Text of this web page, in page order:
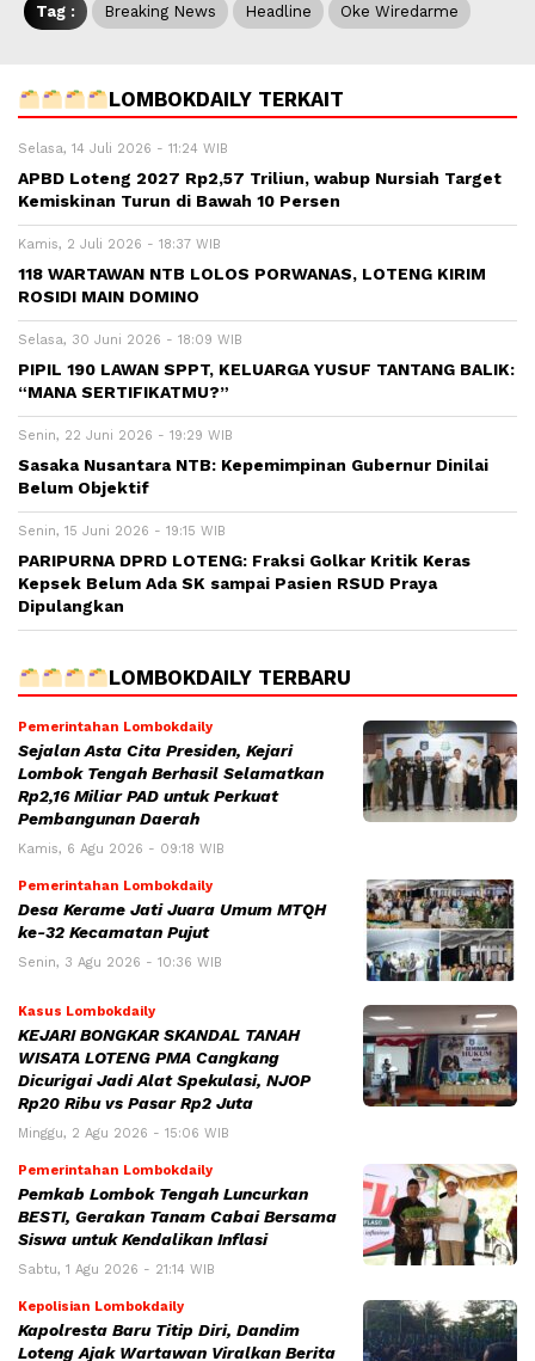
Tag : Breaking News Headline Oke Wiredarme
LOMBOKDAILY TERKAIT
Selasa, 14 Juli 2026 - 11:24 WIB
APBD Loteng 2027 Rp2,57 Triliun, wabup Nursiah Target
Kemiskinan Turun di Bawah 10 Persen
Kamis, 2 Juli 2026 - 18:37 WIB
118 WARTAWAN NTB LOLOS PORWANAS, LOTENG KIRIM
ROSIDI MAIN DOMINO
Selasa, 30 Juni 2026 - 18:09 WIB
PIPIL 190 LAWAN SPPT, KELUARGA YUSUF TANTANG BALIK:
“MANA SERTIFIKATMU?”
Senin, 22 Juni 2026 - 19:29 WIB
Sasaka Nusantara NTB: Kepemimpinan Gubernur Dinilai
Belum Objektif
Senin, 15 Juni 2026 - 19:15 WIB
PARIPURNA DPRD LOTENG: Fraksi Golkar Kritik Keras
Kepsek Belum Ada SK sampai Pasien RSUD Praya
Dipulangkan
LOMBOKDAILY TERBARU
Pemerintahan Lombokdaily
Sejalan Asta Cita Presiden, Kejari
Lombok Tengah Berhasil Selamatkan
Rp2,16 Miliar PAD untuk Perkuat
Pembangunan Daerah
Kamis, 6 Agu 2026 - 09:18 WIB
Pemerintahan Lombokdaily
Desa Kerame Jati Juara Umum MTQH
ke-32 Kecamatan Pujut
Senin, 3 Agu 2026 - 10:36 WIB
Kasus Lombokdaily
KEJARI BONGKAR SKANDAL TANAH
WISATA LOTENG PMA Cangkang
Dicurigai Jadi Alat Spekulasi, NJOP
Rp20 Ribu vs Pasar Rp2 Juta
Minggu, 2 Agu 2026 - 15:06 WIB
Pemerintahan Lombokdaily
Pemkab Lombok Tengah Luncurkan
BESTI, Gerakan Tanam Cabai Bersama
Siswa untuk Kendalikan Inflasi
Sabtu, 1 Agu 2026 - 21:14 WIB
Kepolisian Lombokdaily
Kapolresta Baru Titip Diri, Dandim
Loteng Ajak Wartawan Viralkan Berita